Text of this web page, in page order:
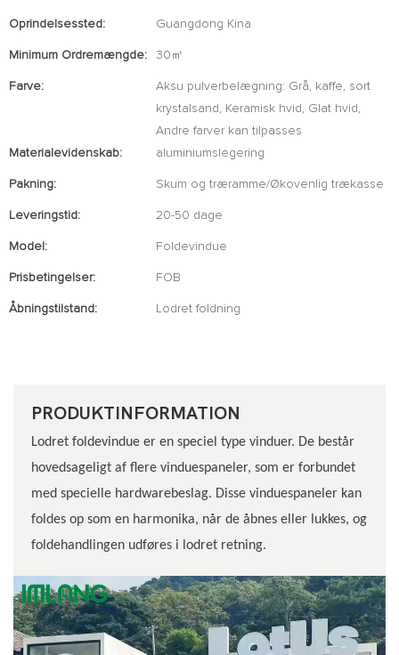
Oprindelsessted: Guangdong Kina
Minimum Ordremængde: 30㎡
Farve:
Aksu pulverbelægning: Grå, kaffe, sort
krystalsand, Keramisk hvid, Glat hvid,
Andre farver kan tilpasses
Materialevidenskab:
aluminiumslegering
Pakning: Skum og træramme/Økovenlig trækasse
Leveringstid: 20-50 dage
Model: Foldevindue
Prisbetingelser: FOB
Åbningstilstand: Lodret foldning
PRODUKTINFORMATION
Lodret foldevindue er en speciel type vinduer. De består
hovedsageligt af flere vinduespaneler, som er forbundet
med specielle hardwarebeslag. Disse vinduespaneler kan
foldes op som en harmonika, når de åbnes eller lukkes, og
foldehandlingen udføres i lodret retning.